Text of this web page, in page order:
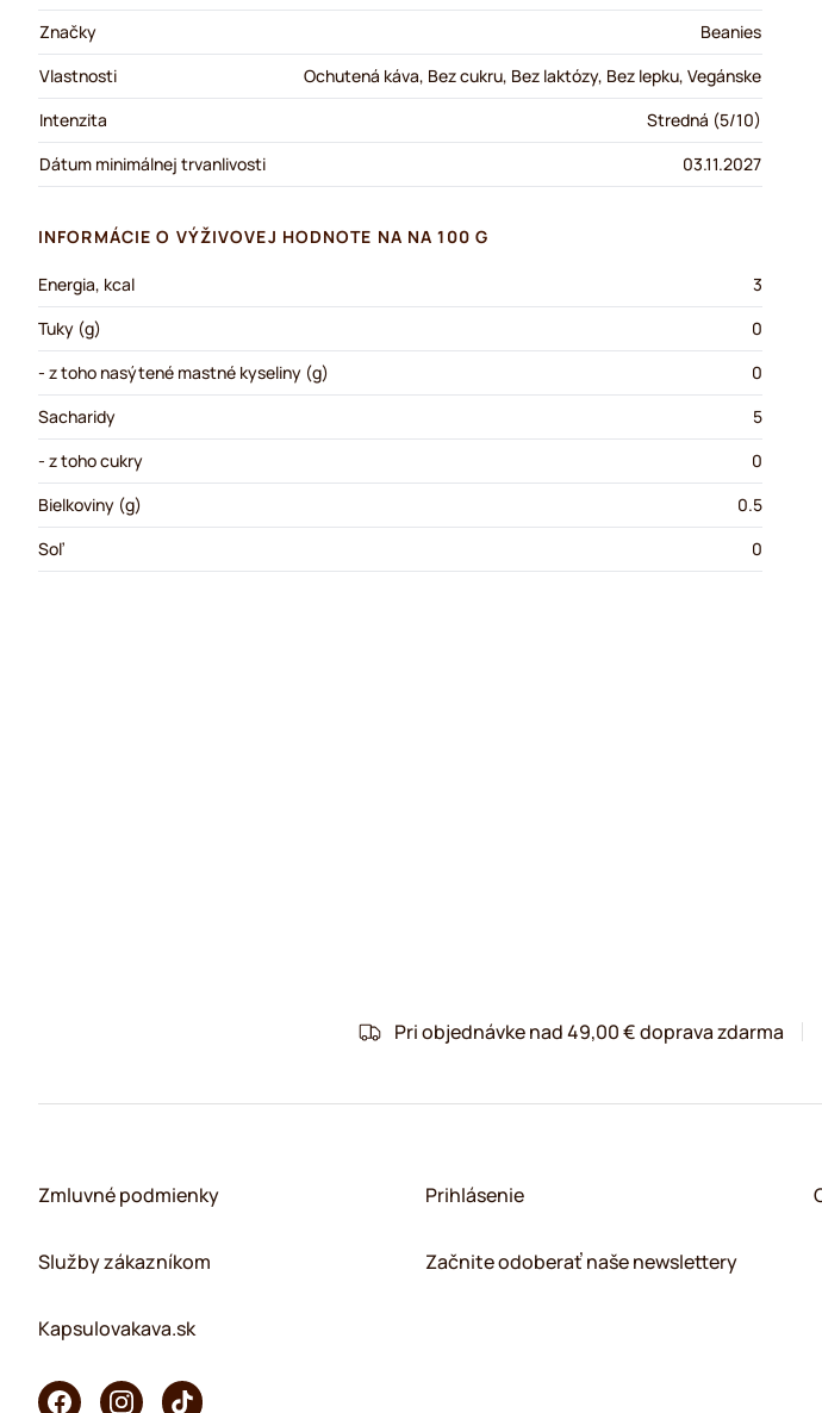
Značky
Beanies
Vlastnosti
Ochutená káva, Bez cukru, Bez laktózy, Bez lepku, Vegánske
Intenzita
Stredná (5/10)
Dátum minimálnej trvanlivosti
03.11.2027
INFORMÁCIE O VÝŽIVOVEJ HODNOTE NA NA 100 G
Energia, kcal
3
Tuky (g)
0
- z toho nasýtené mastné kyseliny (g)
0
Sacharidy
5
- z toho cukry
0
Bielkoviny (g)
0.5
Soľ
0
Pri objednávke nad 49,00 € doprava zdarma
Zmluvné podmienky
Služby zákazníkom
Kapsulovakava.sk
Prihlásenie
Začnite odoberať naše newslettery